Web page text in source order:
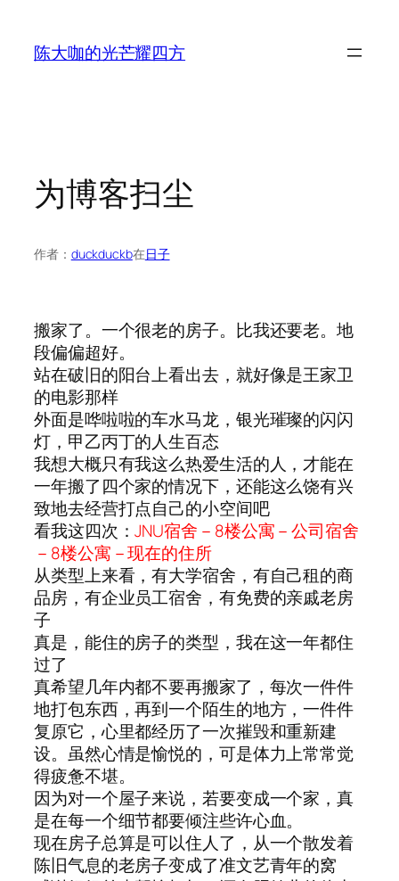
陈大咖的光芒耀四方
为博客扫尘
作者： duckduckb在日子
搬家了。一个很老的房子。比我还要老。地
段偏偏超好。
站在破旧的阳台上看出去，就好像是王家卫
的电影那样
外面是哗啦啦的车水马龙，银光璀璨的闪闪
灯，甲乙丙丁的人生百态
我想大概只有我这么热爱生活的人，才能在
一年搬了四个家的情况下，还能这么饶有兴
致地去经营打点自己的小空间吧
看我这四次：JNU宿舍－8楼公寓－公司宿舍
－8楼公寓－现在的住所
从类型上来看，有大学宿舍，有自己租的商
品房，有企业员工宿舍，有免费的亲戚老房
子
真是，能住的房子的类型，我在这一年都住
过了
真希望几年内都不要再搬家了，每次一件件
地打包东西，再到一个陌生的地方，一件件
复原它，心里都经历了一次摧毁和重新建
设。虽然心情是愉悦的，可是体力上常常觉
得疲惫不堪。
因为对一个屋子来说，若要变成一个家，真
是在每一个细节都要倾注些许心血。
现在房子总算是可以住人了，从一个散发着
陈旧气息的老房子变成了准文艺青年的窝